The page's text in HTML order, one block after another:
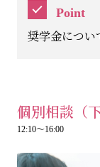
Point
奨学金につい
個別相談（下
12:10～16:00